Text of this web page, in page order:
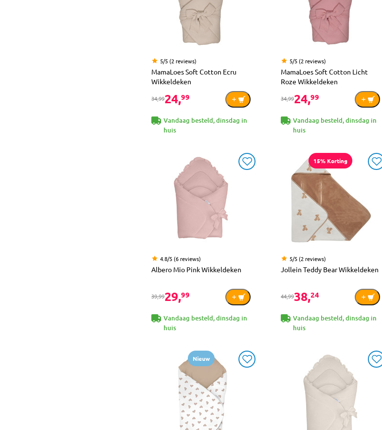
5/5 (2 reviews)
MamaLoes Soft Cotton Ecru
Wikkeldeken
34,9924,99
Vandaag besteld, dinsdag in
huis
5/5 (2 reviews)
MamaLoes Soft Cotton Licht
Roze Wikkeldeken
34,9924,99
Vandaag besteld, dinsdag in
huis
4.8/5 (6 reviews)
Albero Mio Pink Wikkeldeken
39,9929,99
Vandaag besteld, dinsdag in
huis
15% Korting
5/5 (2 reviews)
Jollein Teddy Bear Wikkeldeken
44,9938,24
Vandaag besteld, dinsdag in
huis
Nieuw